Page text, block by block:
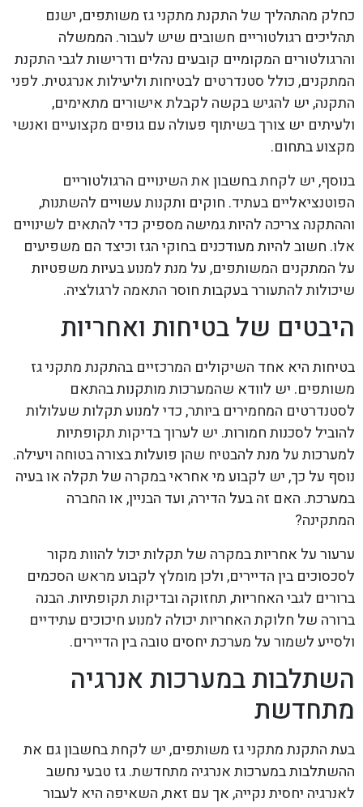
כחלק מהתהליך של התקנת מתקני גז משותפים, ישנם
תהליכים רגולטוריים חשובים שיש לעבור. הממשלה
והרגולטורים המקומיים קובעים נהלים ודרישות לגבי התקנת
המתקנים, כולל סטנדרטים לבטיחות וליעילות אנרגטית. לפני
התקנה, יש להגיש בקשה לקבלת אישורים מתאימים,
ולעיתים יש צורך בשיתוף פעולה עם גופים מקצועיים ואנשי
מקצוע בתחום.
בנוסף, יש לקחת בחשבון את השינויים הרגולטוריים
הפוטנציאליים בעתיד. חוקים ותקנות עשויים להשתנות,
וההתקנה צריכה להיות גמישה מספיק כדי להתאים לשינויים
אלו. חשוב להיות מעודכנים בחוקי הגז וכיצד הם משפיעים
על המתקנים המשותפים, על מנת למנוע בעיות משפטיות
שיכולות להתעורר בעקבות חוסר התאמה לרגולציה.
היבטים של בטיחות ואחריות
בטיחות היא אחד השיקולים המרכזיים בהתקנת מתקני גז
משותפים. יש לוודא שהמערכות מותקנות בהתאם
לסטנדרטים המחמירים ביותר, כדי למנוע תקלות שעלולות
להוביל לסכנות חמורות. יש לערוך בדיקות תקופתיות
למערכות על מנת להבטיח שהן פועלות בצורה בטוחה ויעילה.
נוסף על כך, יש לקבוע מי אחראי במקרה של תקלה או בעיה
במערכת. האם זה בעל הדירה, ועד הבניין, או החברה
המתקינה?
ערעור על אחריות במקרה של תקלות יכול להוות מקור
לסכסוכים בין הדיירים, ולכן מומלץ לקבוע מראש הסכמים
ברורים לגבי האחריות, תחזוקה ובדיקות תקופתיות. הבנה
ברורה של חלוקת האחריות יכולה למנוע חיכוכים עתידיים
ולסייע לשמור על מערכת יחסים טובה בין הדיירים.
השתלבות במערכות אנרגיה
מתחדשת
בעת התקנת מתקני גז משותפים, יש לקחת בחשבון גם את
ההשתלבות במערכות אנרגיה מתחדשת. גז טבעי נחשב
לאנרגיה יחסית נקייה, אך עם זאת, השאיפה היא לעבור